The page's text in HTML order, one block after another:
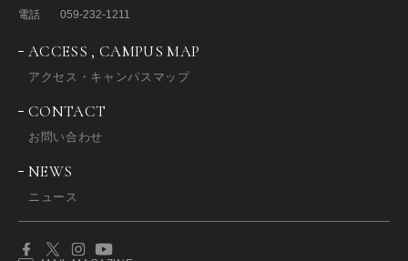
電話
059-232-1211
ACCESS , CAMPUS MAP
アクセス・キャンパスマップ
CONTACT
お問い合わせ
NEWS
ニュース